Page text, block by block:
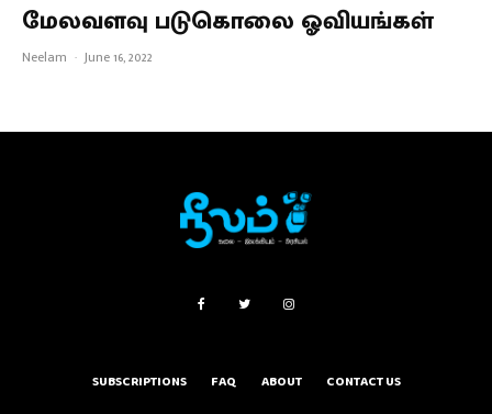
மேலவளவு படுகொலை ஓவியங்கள்
Neelam · June 16, 2022
SUBSCRIPTIONS FAQ ABOUT CONTACT US